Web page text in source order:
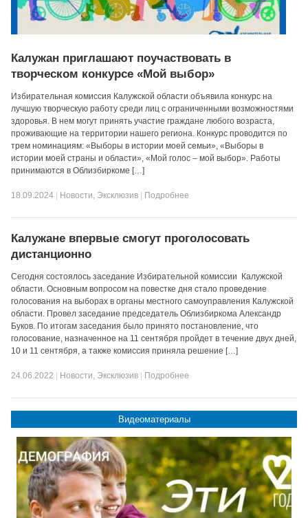
Калужан приглашают поучаствовать в
творческом конкурсе «Мой выбор»
Избирательная комиссия Калужской области объявила конкурс на
лучшую творческую работу среди лиц с ограниченными возможностями
здоровья. В нем могут принять участие граждане любого возраста,
проживающие на территории нашего региона. Конкурс проводится по
трем номинациям: «Выборы в истории моей семьи», «Выборы в
истории моей страны и области», «Мой голос – мой выбор». Работы
принимаются в Облизбиркоме […]
18.09.2024 Новости, Эксклюзив Подробнее
Калужане впервые смогут проголосовать
дистанционно
Сегодня состоялось заседание Избирательной комиссии Калужской
области. Основным вопросом на повестке дня стало проведение
голосования на выборах в органы местного самоуправления Калужской
области. Провел заседание председатель Облизбиркома Александр
Буков. По итогам заседания было принято постановление, что
голосование, назначенное на 11 сентября пройдет в течение двух дней,
10 и 11 сентября, а также комиссия приняла решение […]
24.06.2022 Новости, Эксклюзив Подробнее
Видеоматериалы